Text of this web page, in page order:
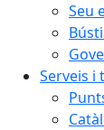
Seu
Serveis i